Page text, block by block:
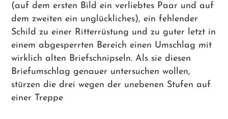
(auf dem ersten Bild ein verliebtes Paar und auf
dem zweiten ein unglückliches), ein fehlender
Schild zu einer Ritterrüstung und zu guter letzt in
einem abgesperrten Bereich einen Umschlag mit
wirklich alten Briefschnipseln. Als sie diesen
Briefumschlag genauer untersuchen wollen,
stürzen die drei wegen der unebenen Stufen auf
einer Treppe